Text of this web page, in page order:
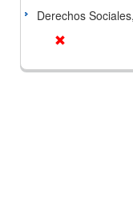
Derechos